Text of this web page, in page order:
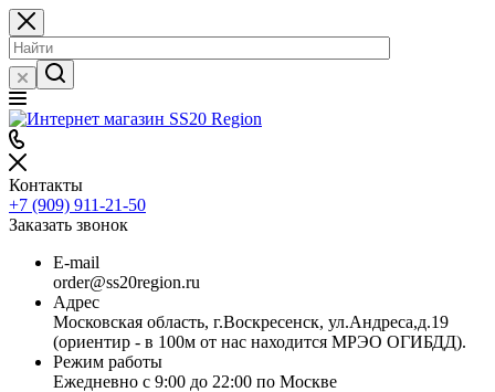
Контакты
+7 (909) 911-21-50
Заказать звонок
E-mail
order@ss20region.ru
Адрес
Московская область, г.Воскресенск, ул.Андреса,д.19
(ориентир - в 100м от нас находится МРЭО ОГИБДД).
Режим работы
Ежедневно с 9:00 до 22:00 по Москве